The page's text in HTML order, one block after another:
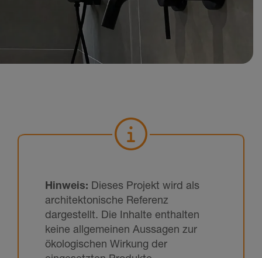
Hinweis: Dieses Projekt wird als
architektonische Referenz
dargestellt. Die Inhalte enthalten
keine allgemeinen Aussagen zur
ökologischen Wirkung der